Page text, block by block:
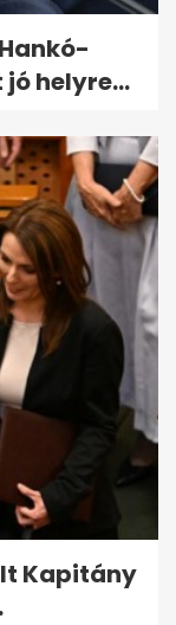
helyre...
Kapitány